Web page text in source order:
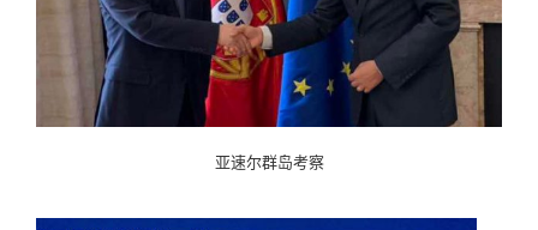
亚速尔群岛考察